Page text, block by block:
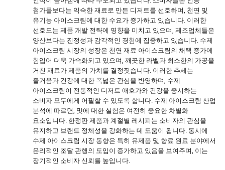
첨가물보다는 익숙한 재료로 만든 디저트를 선호하며, 천연 및
유기농 아이스크림에 대한 수요가 증가하고 있습니다. 이러한
선호도는 제품 개발 전략에 영향을 미치고 있으며, 제조업체들은
양산보다는 진정성과 감각적인 경험에 집중하고 있습니다. 수제
아이스크림 시장의 성장은 천연 재료 아이스크림의 채택 증가에
힘입어 더욱 가속화되고 있으며, 깨끗한 라벨과 최소한의 가공을
거친 재료가 제품의 가치를 결정짓습니다. 이러한 추세는
즐거움과 건강에 대한 폭넓은 관심을 반영하며, 수제
아이스크림이 전통적인 디저트 애호가와 건강을 중시하는
소비자 모두에게 어필할 수 있도록 합니다. 수제 아이스크림 산업
분석에 따르면, 맛에 대한 실험은 여전히 중요한 차별화
요소입니다. 한정판 제품과 계절별 레시피는 소비자의 관심을
유지하고 브랜드 정체성을 강화하는 데 도움이 됩니다. 동시에
수제 아이스크림 시장 동향은 특히 유제품 및 향료 원료 분야에서
윤리적인 조달 관행의 도입이 증가하고 있음을 보여주며, 이는
장기적인 소비자 신뢰를 높입니다.